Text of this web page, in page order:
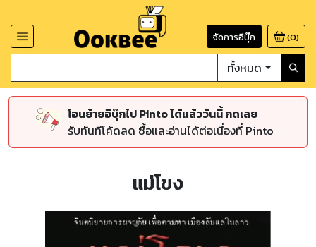
จัดการอีบุ๊ก (0)
ทั้งหมด
โอนย้ายอีบุ๊กไป Pinto ได้แล้ววันนี้ กดเลย
รับทันทีโค้ดลด ซื้อและอ่านได้ต่อเนื่องที่ Pinto
แม่โขง